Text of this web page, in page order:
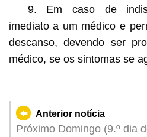
9. Em caso de
imediato a um médico e
descanso, devendo ser
médico, se os sintomas se
Anterior notícia
Próximo Domingo (9.º dia